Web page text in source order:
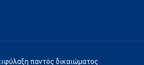
παντός δικαιώματος.